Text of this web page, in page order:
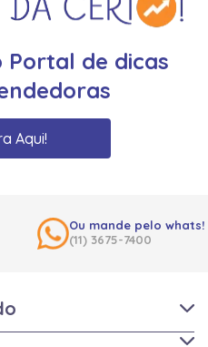
Portal de dicas
Aqui!
Ou mande pelo whats!
(11) 3675-7400